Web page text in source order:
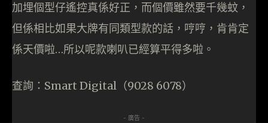
加埋個型仔遙控真係好正，而個價雖然要千幾蚊，
但係相比如果大牌有同類型款的話，哼哼，肯肯定
係天價啦…所以呢款喇叭已經算平得多啦。
查詢：Smart Digital（9028 6078）
- 廣告 -